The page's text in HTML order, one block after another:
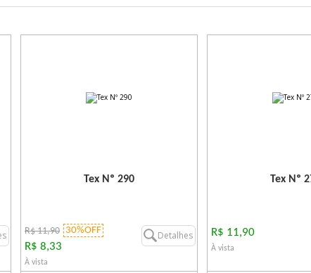
Tex Nº 290
R$ 11,90 30%OFF
R$ 8,33
À vista
Detalhes
Tex Nº
R$ 11,90
À vista